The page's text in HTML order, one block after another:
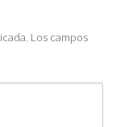
Los campos